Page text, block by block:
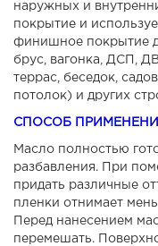
наружных и
покрытие и
финишное покрытие
брус, вагонка, ДСП,
террас, беседок,
потолок) и других
СПОСОБ
Масло полностью
разбавления. При
придать различные
пленки отнимает
Перед нанесением
перемешать.